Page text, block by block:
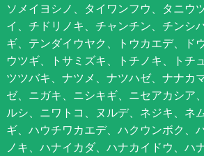
ソメイヨシノ、タイワンフウ、タニウ
イ、チドリノキ、チャンチン、チンシ
ギ、テンダイウヤク、トウカエデ、ド
ウツギ、トサミズキ、トチノキ、トチ
ツツバキ、ナツメ、ナツハゼ、ナナカ
ゼ、ニガキ、ニシキギ、ニセアカシア
ルシ、ニワトコ、ヌルデ、ネジキ、ネ
ギ、ハウチワカエデ、ハクウンボク、
ノキ、ハナイカダ、ハナカイドウ、ハ